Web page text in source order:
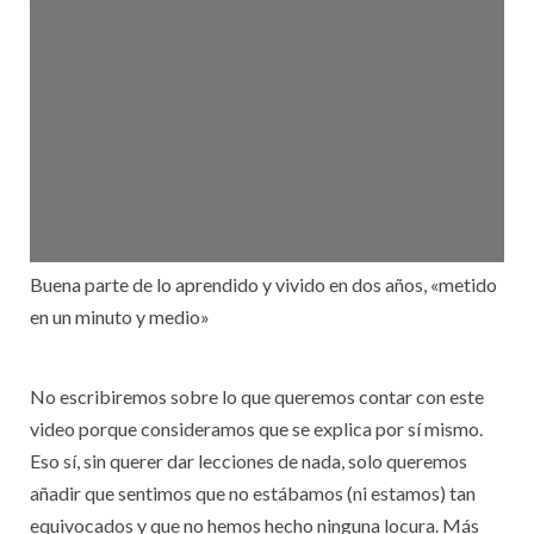
Buena parte de lo aprendido y vivido en dos años, «metido
en un minuto y medio»
No escribiremos sobre lo que queremos contar con este
video porque consideramos que se explica por sí mismo.
Eso sí, sin querer dar lecciones de nada, solo queremos
añadir que sentimos que no estábamos (ni estamos) tan
equivocados y que no hemos hecho ninguna locura. Más